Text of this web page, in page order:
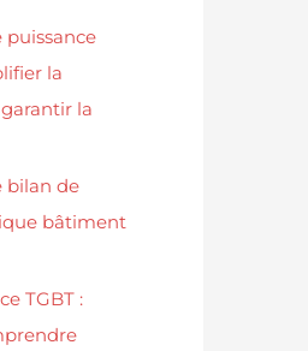
puissance
la
la
bilan de
bâtiment
TGBT :